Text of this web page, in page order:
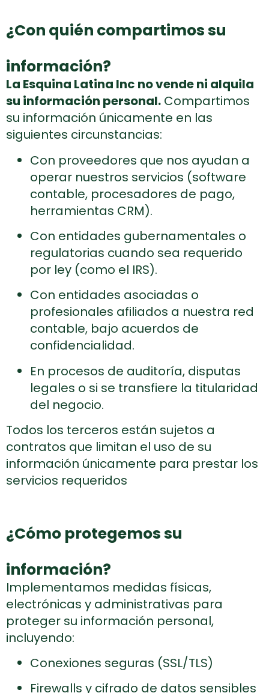
¿Con quién compartimos su
información?
La Esquina Latina Inc no vende ni alquila
su información personal. Compartimos
su información únicamente en las
siguientes circunstancias:
Con proveedores que nos ayudan a
operar nuestros servicios (software
contable, procesadores de pago,
herramientas CRM).
Con entidades gubernamentales o
regulatorias cuando sea requerido
por ley (como el IRS).
Con entidades asociadas o
profesionales afiliados a nuestra red
contable, bajo acuerdos de
confidencialidad.
En procesos de auditoría, disputas
legales o si se transfiere la titularidad
del negocio.
Todos los terceros están sujetos a
contratos que limitan el uso de su
información únicamente para prestar los
servicios requeridos
¿Cómo protegemos su
información?
Implementamos medidas físicas,
electrónicas y administrativas para
proteger su información personal,
incluyendo:
Conexiones seguras (SSL/TLS)
Firewalls y cifrado de datos sensibles